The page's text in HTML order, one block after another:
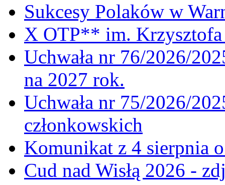
Sukcesy Polaków w
X OTP** im. Krzysztofa
Uchwała nr 76/2026/
na 2027 rok.
Uchwała nr 75/2026/
członkowskich
Komunikat z 4 sierpnia
Cud nad Wisłą 2026 -